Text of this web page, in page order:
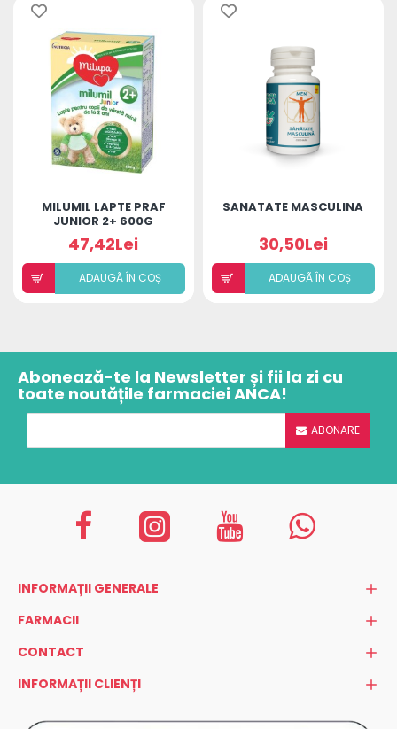
MILUMIL LAPTE PRAF
JUNIOR 2+ 600G
47,42Lei
ADAUGÃ ÎN COȘ
SANATATE MASCULINA
30,50Lei
ADAUGÃ ÎN COȘ
Abonează-te la Newsletter și fii la zi cu
toate noutățile farmaciei ANCA!
ABONARE
INFORMAȚII GENERALE
FARMACII
CONTACT
INFORMAȚII CLIENȚI